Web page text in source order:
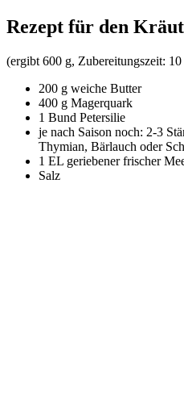
Rezept für den
(ergibt 600 g, Zubereitungszeit:
200 g weiche Butter
400 g Magerquark
1 Bund Petersilie
je nach Saison noch: 2-3
Thymian, Bärlauch oder
1 EL geriebener frischer
Salz